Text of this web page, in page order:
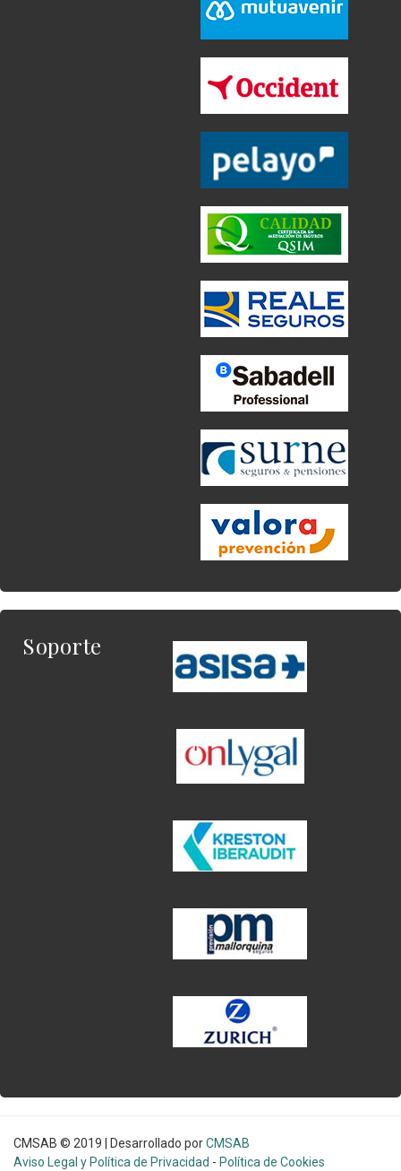
Soporte
CMSAB © 2019 | Desarrollado porCMSAB
Aviso Legal y Política de Privacidad - Política de Cookies